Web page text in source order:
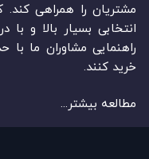
مشتریان را همراهی کند.
انتخابی بسیار بالا و
راهنمایی مشاوران ما با
خرید کنند.
مطالعه بیشتر...